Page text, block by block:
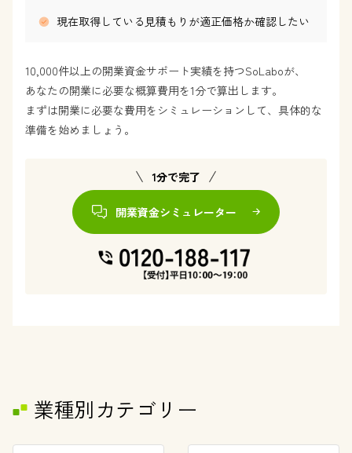
現在取得している見積もりが適正価格か確認したい
10,000件以上の開業資金サポート実績を持つSoLaboが、
あなたの開業に必要な概算費用を1分で算出します。
まずは開業に必要な費用をシミュレーションして、具体的な
準備を始めましょう。
1分で完了
開業資金シミュレーター
業種別カテゴリー